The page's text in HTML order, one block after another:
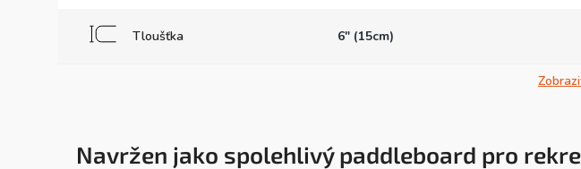
Navržen jako spolehlivý paddleboard pro
Tloušťka 6" (15cm)